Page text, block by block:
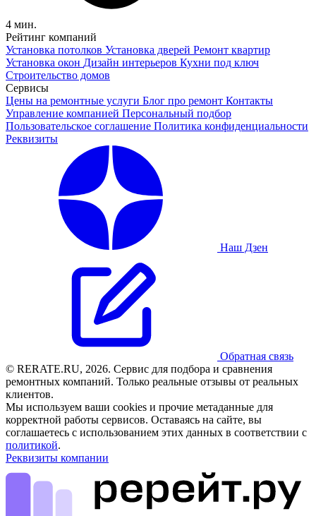
4 мин.
Рейтинг компаний
Установка потолков Установка дверей Ремонт квартир
Установка окон Дизайн интерьеров Кухни под ключ
Строительство домов
Сервисы
Цены на ремонтные услуги Блог про ремонт Контакты
Управление компанией Персональный подбор
Пользовательское соглашение Политика конфиденциальности
Реквизиты
Наш Дзен
Обратная связь
© RERATE.RU, 2026. Сервис для подбора и сравнения
ремонтных компаний. Только реальные отзывы от реальных
клиентов.
Мы используем ваши cookies и прочие метаданные для
корректной работы сервисов. Оставаясь на сайте, вы
соглашаетесь с использованием этих данных в соответствии с
политикой.
Реквизиты компании